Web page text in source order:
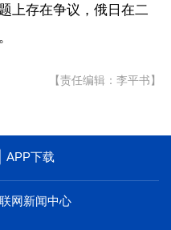
上存在争议，俄日在二
【责任编辑：李平书】
APP下载
网新闻中心